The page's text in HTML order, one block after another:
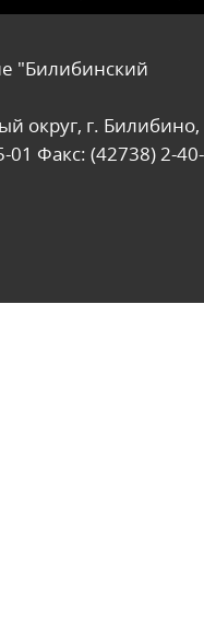
"Билибинский
округ, г. Билибино,
01 Факс: (42738) 2-